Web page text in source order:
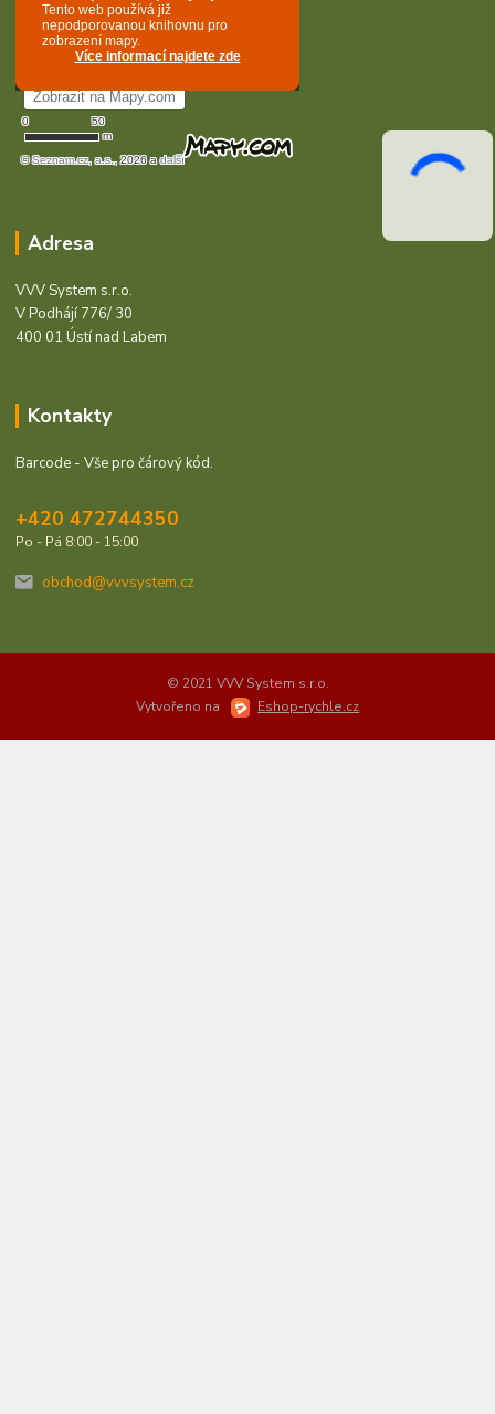
Adresa
VVV System s.r.o.
V Podhájí 776/ 30
400 01 Ústí nad Labem
Kontakty
Barcode - Vše pro čárový kód.
+420 472744350
Po - Pá 8:00 - 15:00
obchod@vvvsystem.cz
© 2021 VVV System s.r.o.
Vytvořeno na
Eshop-rychle.cz